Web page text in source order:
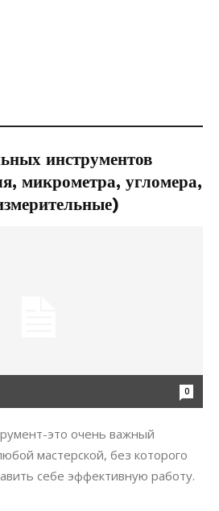
инструментов
микрометра, угломера,
0
это очень важный
мастерской, без которого
себе эффективную работу.